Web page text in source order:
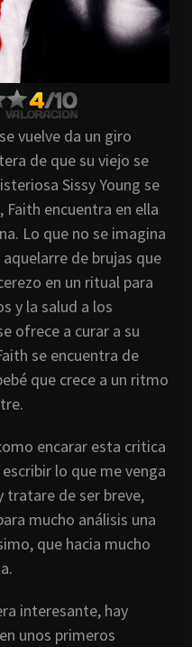
vuelve da un giro
de que su viejo se
Sissy Young se
encuentra en ella
Lo que no se imagina
de brujas que
en un ritual para
y la salud a los
ofrece a curar a su
se encuentra de
que crece a un ritmo
encarar esta critica
lo que me venga
tratare de ser breve,
mucho análisis una
que hacia mucho
interesante, hay
unos primeros